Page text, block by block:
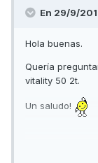
En 29/9/
Hola buenas.
Quería
vitality 50 2t.
Un saludo!